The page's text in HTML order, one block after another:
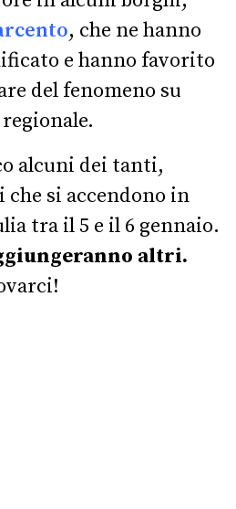
, che ne hanno
e hanno favorito
del fenomeno su
alcuni dei tanti,
si accendono in
tra il 5 e il 6 gennaio.
altri.